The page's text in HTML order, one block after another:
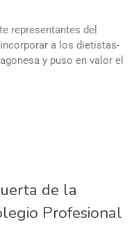
representantes del
a los dietistas-
y puso en valor el
de la
Profesional